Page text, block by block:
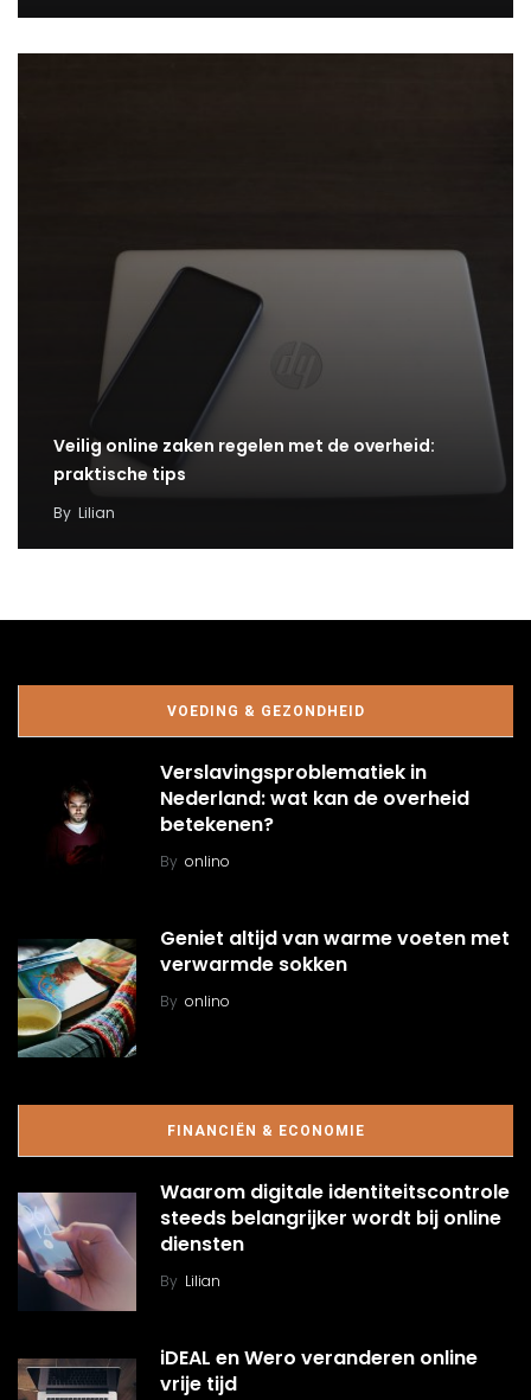
Veilig online zaken regelen met de overheid:
praktische tips
By Lilian
VOEDING & GEZONDHEID
Verslavingsproblematiek in
Nederland: wat kan de overheid
betekenen?
By onlino
Geniet altijd van warme voeten met
verwarmde sokken
By onlino
FINANCIËN & ECONOMIE
Waarom digitale identiteitscontrole
steeds belangrijker wordt bij online
diensten
By Lilian
iDEAL en Wero veranderen online
vrije tijd